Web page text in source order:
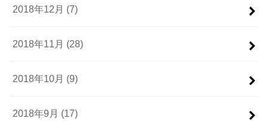
2018年12月 (7)
2018年11月 (28)
2018年10月 (9)
2018年9月 (17)